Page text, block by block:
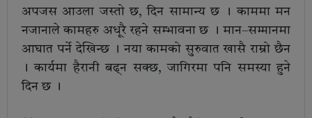
अपजस आउला जस्तो छ, दिन सामान्य छ । काममा मन
नजानाले कामहरु अधूरै रहने सम्भावना छ । मान–सम्मानमा
आघात पर्ने देखिन्छ । नया कामको सुरुवात खासै राम्रो छैन
। कार्यमा हैरानी बढ्न सक्छ, जागिरमा पनि समस्या हुने
दिन छ ।